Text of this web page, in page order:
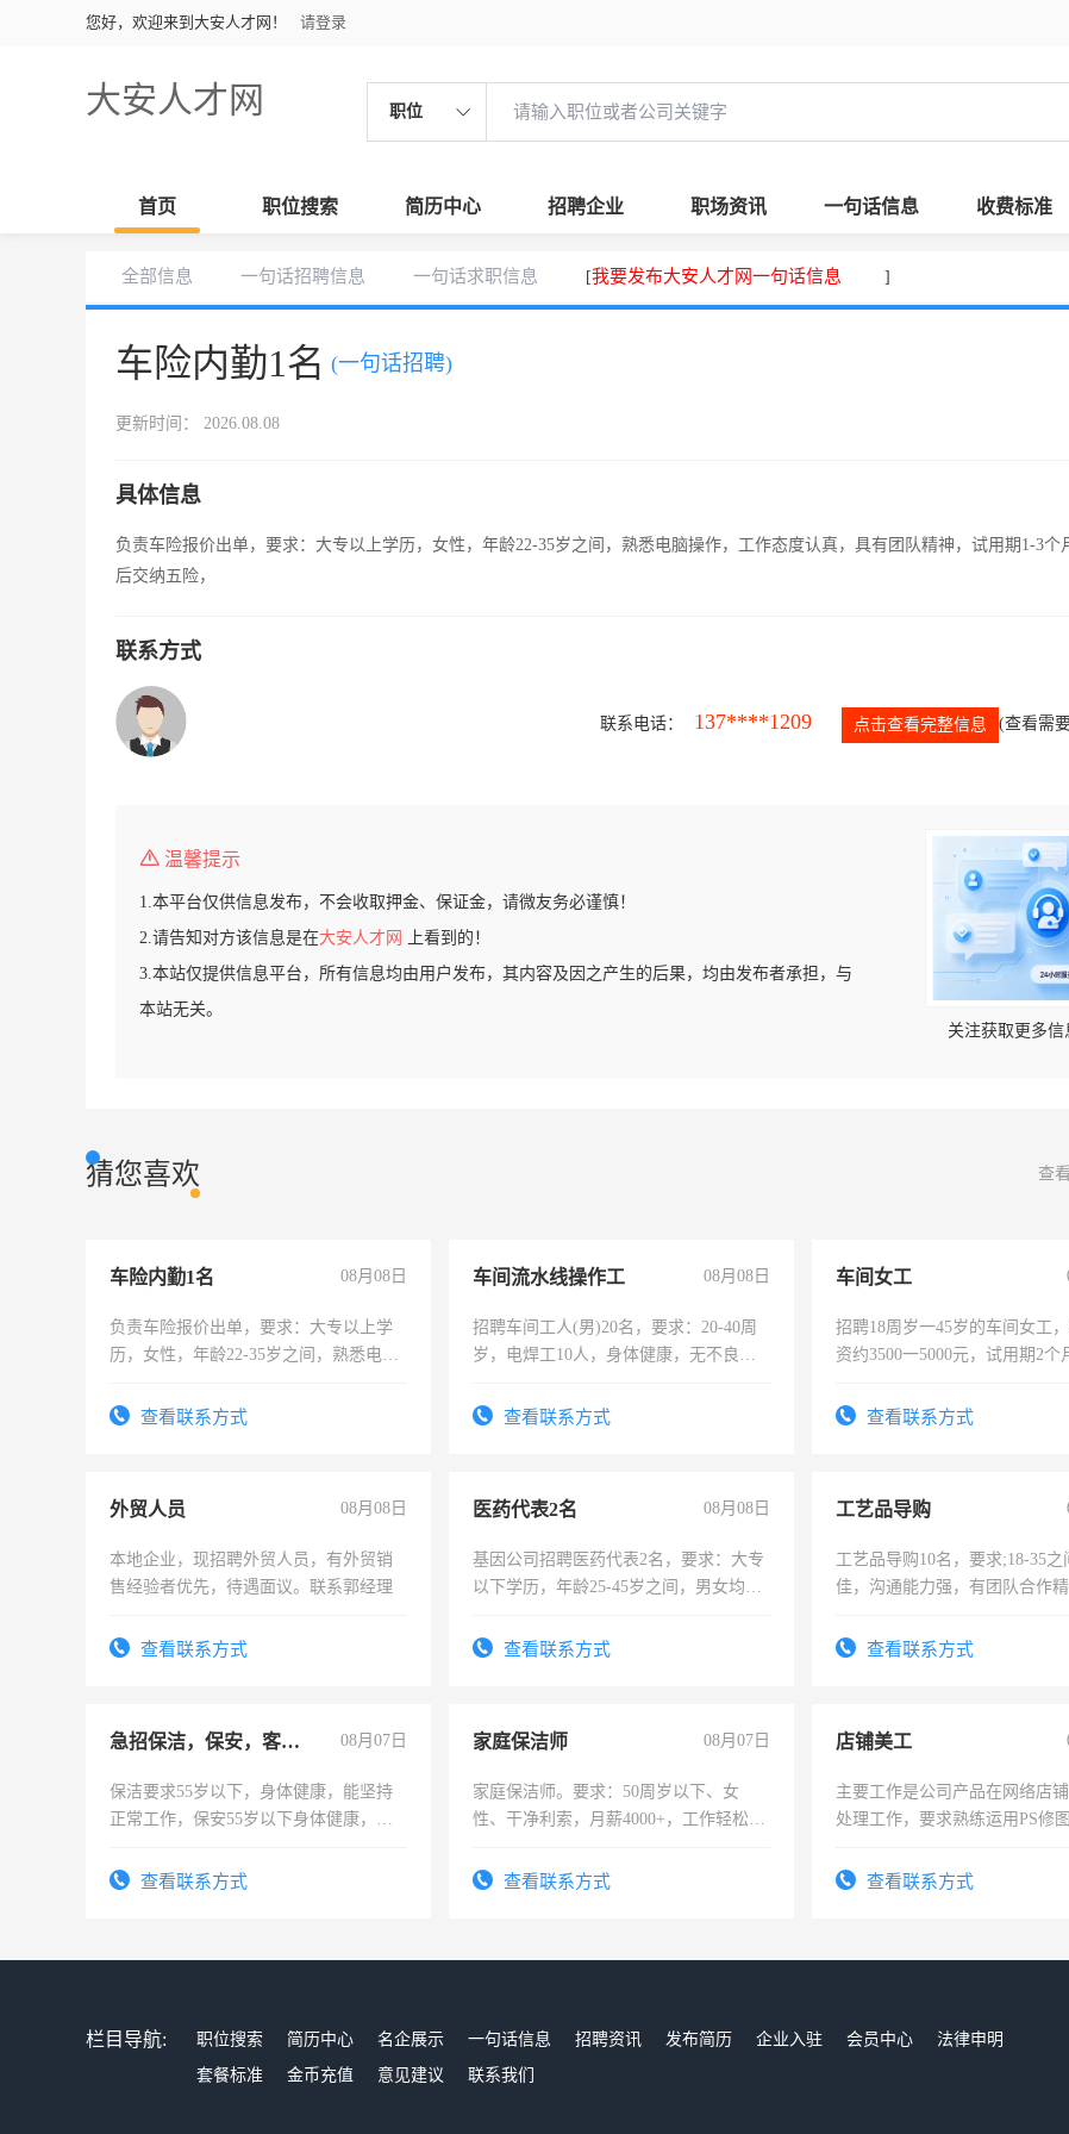
您好，欢迎来到大安人才网！ 请登录
大安人才网 职位
首页 职位搜索 简历中心 招聘企业 职场资讯 一句话信息 收费标准
全部信息 一句话招聘信息 一句话求职信息 [我要发布大安人才网一句话信息 ]
车险内勤1名 (一句话招聘)
更新时间： 2026.08.08
具体信息
负责车险报价出单，要求：大专以上学历，女性，年龄22-35岁之间，熟悉电脑操作，工作态度认真，具有团队精神，试用期1-3个
后交纳五险，
联系方式
联系电话： 137****1209 点击查看完整信息 (查看需
温馨提示
1.本平台仅供信息发布，不会收取押金、保证金，请微友务必谨慎！
2.请告知对方该信息是在大安人才网
上看到的！
3.本站仅提供信息平台，所有信息均由用户发布，其内容及因之产生的后果，均由发布者承担，与
本站无关。
关注获取更多信
猜您喜欢 查
车险内勤1名 08月08日
负责车险报价出单，要求：大专以上学
历，女性，年龄22-35岁之间，熟悉电脑
试用期1-3个月，转正后交纳五险，
查看联系方式
车间流水线操作工 08月08日
招聘车间工人(男)20名，要求：20-40周
岁，电焊工10人，身体健康，无不良嗜
宿，免费发放劳保用品，两班倒，每月
查看联系方式
车间女工
招聘18周岁一45岁的车间女工
资约3500一5000元，试用期2个
查看联系方式
外贸人员 08月08日
本地企业，现招聘外贸人员，有外贸销
售经验者优先，待遇面议。联系郭经理
查看联系方式
医药代表2名 08月08日
基因公司招聘医药代表2名，要求：大专
以下学历，年龄25-45岁之间，男女均
表或者有医学资质的优先，底薪+绩效，
查看联系方式
工艺品导购
工艺品导购10名，要求;18-35之
佳，沟通能力强，有团队合作
查看联系方式
急招保洁，保安，客服，工程 08月07日
保洁要求55岁以下，身体健康，能坚持
正常工作，保安55岁以下身体健康，有
录，客服要求45岁以下高中以上文化，
查看联系方式
家庭保洁师 08月07日
家庭保洁师。要求：50周岁以下、女
性、干净利索，月薪4000+，工作轻松，
太太等。查看联系方式
店铺美工
主要工作是公司产品在网络店
处理工作，要求熟练运用PS修
查看联系方式
栏目导航: 职位搜索 简历中心 名企展示 一句话信息 招聘资讯 发布简历 企业入驻 会员中心
法律申明
套餐标准
金币充值 意见建议 联系我们